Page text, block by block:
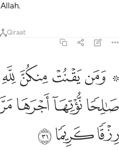
Qiraat
۞ ومن يقنت منكن لله ورسوله وتعمل
۞ وَمَن يَقْنُتْ مِنكُنَّ لِلَّهِ وَرَسُولِهِۦ
ﱁ ﱂﱃﱄﱅ
ﱈﱉﱊ
ﱎﱏﱐ